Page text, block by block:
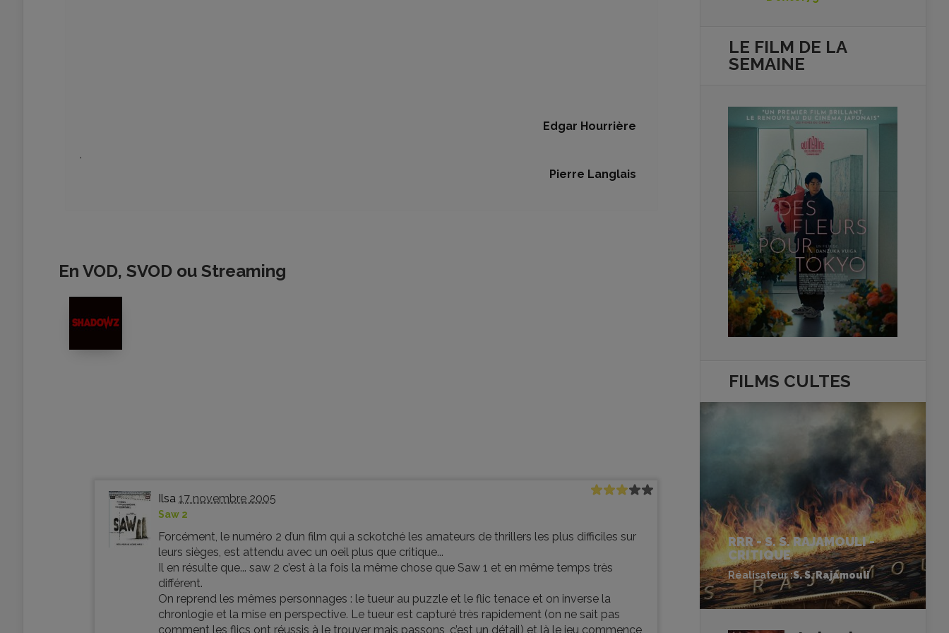
Edgar Hourrière
,
Pierre Langlais
En VOD, SVOD ou Streaming
Ilsa 17 novembre 2005
Saw 2
Forcément, le numéro 2 d’un film qui a sckotché les amateurs de thrillers les plus difficiles sur
leurs sièges, est attendu avec un oeil plus que critique...
Il en résulte que... saw 2 c’est à la fois la même chose que Saw 1 et en même temps très
différent.
On reprend les mêmes personnages : le tueur au puzzle et le flic tenace et on inverse la
chronlogie et la mise en perspective. Le tueur est capturé très rapidement (on ne sait pas
comment les flics ont réussis à le trouver mais passons, c’est un détail) et là le jeu commence
LE FILM DE LA
SEMAINE
FILMS CULTES
RRR - S. S. RAJAMOULI -
CRITIQUE
Réalisateur :S. S. Rajamouli